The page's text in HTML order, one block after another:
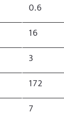
0.6
16
3
172
7